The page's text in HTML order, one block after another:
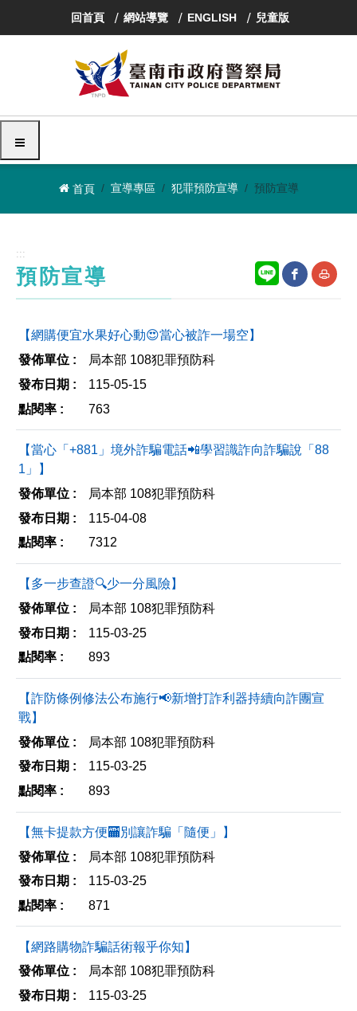
區
回首頁 網站導覽 ENGLISH 兒童版
選單
首頁 宣導專區 犯罪預防宣導 預防宣導
:::
預防宣導
【網購便宜水果好心動😍當心被詐一場空】
局本部 108犯罪預防科
115-05-15
763
【當心「+881」境外詐騙電話📲學習識詐向詐騙說「88
1」】
局本部 108犯罪預防科
115-04-08
7312
【多一步查證🔍少一分風險】
局本部 108犯罪預防科
115-03-25
893
【詐防條例修法公布施行📢新增打詐利器持續向詐團宣
戰】
局本部 108犯罪預防科
115-03-25
893
【無卡提款方便🏧別讓詐騙「隨便」】
局本部 108犯罪預防科
115-03-25
871
【網路購物詐騙話術報乎你知】
局本部 108犯罪預防科
115-03-25